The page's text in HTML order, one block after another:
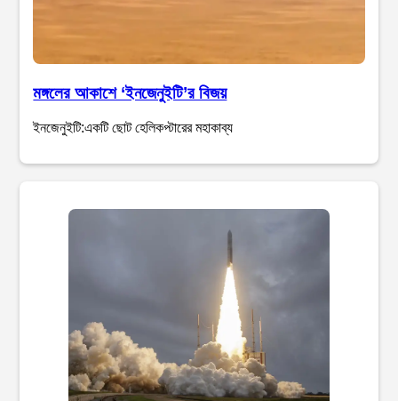
মঙ্গলের আকাশে ‘ইনজেনুইটি’র বিজয়
ইনজেনুইটি:একটি ছোট হেলিকপ্টারের মহাকাব্য